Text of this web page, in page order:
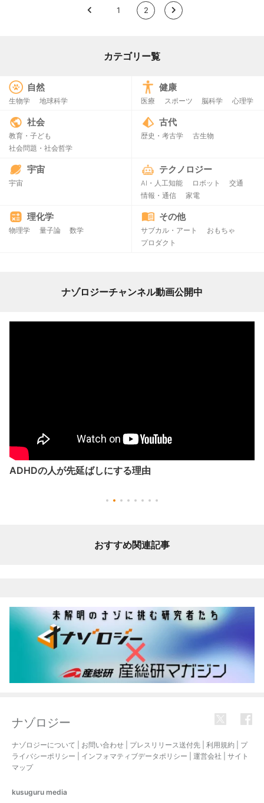
< 1 2 >
カテゴリー覧
自然
生物学 地球科学
健康
医療 スポーツ 脳科学 心理学
社会
教育・子ども
社会問題・社会哲学
古代
歴史・考古学 古生物
宇宙
宇宙
テクノロジー
AI・人工知能 ロボット
交通
情報・通信
家電
理化学
物理学 量子論 数学
その他
サブカル・アート
おもちゃ
プロダクト
ナゾロジーチャンネル動画公開中
ADHDの人が先延ばしにする理由
おすすめ関連記事
ナゾロジー
ナゾロジーについて お問い合わせ プレスリリース送付先 利用規約
プ
ライバシーポリシー
インフォマティブデータポリシー 運営会社
サイト
マップ
kusuguru media